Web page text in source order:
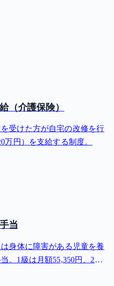
（介護保険）
受けた方が自宅の改修を行
万円）を支給する制度。
当
身体に障害がある児童を養
。1級は月額55,350円、2級